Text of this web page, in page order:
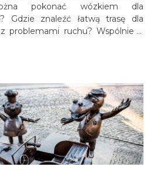
pokonać wózkiem dla
Gdzie znaleźć łatwą trasę dla
problemami ruchu? Wspólnie z
konkursu, pokazujących